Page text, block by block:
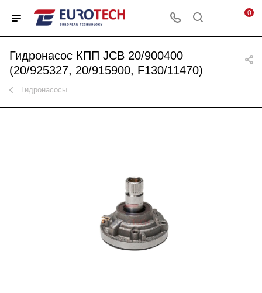
0
Гидронасос КПП JCB 20/900400
(20/925327, 20/915900, F130/11470)
Гидронасосы